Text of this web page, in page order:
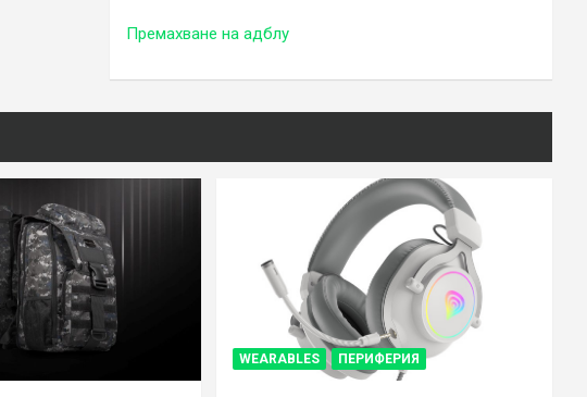
Премахване на адблу
WEARABLES ПЕРИФЕРИЯ